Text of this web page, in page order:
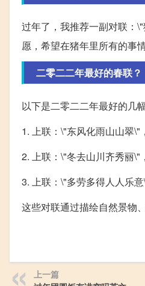
过年了，我推荐一副对联：
愿，希望在猪年里所有的事
二零二二年最好的春联？
以下是二零二二年最好的几
1. 上联：\"东风化雨山山翠\"
2. 上联：\"冬去山川齐秀丽\"
3. 上联：\"多劳多得人人乐
这些对联通过描绘自然景物
上一篇